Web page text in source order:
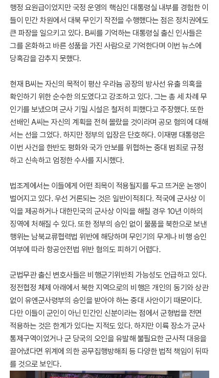
행정 요원급이었지만 국정 운영의 핵심인 대통령실 내부를 경험한 이
들이 민간 차원에서 대북 무인기 작전을 수행했다는 점은 정치권에도
큰 파장을 일으키고 있다. B씨를 기억하는 대통령실 출신 인사들은
그를 온화하고 바른 성품을 가진 사람으로 기억한다며 이번 뉴스에
당혹감을 감추지 못했다.
현재 B씨는 자신의 목적이 평산 우라늄 공장의 방사선 유출 의혹을
확인하기 위한 순수한 의도였다고 강조하고 있다. 그는 총 세 차례 무
인기를 보냈으며 군사 기밀 시설은 철저히 피했다고 주장했다. 또한
선배인 A씨는 자신의 계획을 전혀 몰랐을 것이라며 공모 혐의에 대해
서는 선을 그었다. 하지만 정부의 입장은 단호하다. 이재명 대통령은
이번 사건을 한반도 평화와 국가 안보를 위협하는 중대 범죄로 규정
하고 신속하고 엄정한 수사를 지시했다.
법조계에서는 이들에게 어떤 죄목이 적용될지를 두고 뜨거운 논쟁이
벌어지고 있다. 우선 거론되는 것은 일반이적죄다. 적국에 군사상 이
익을 제공하거나 대한민국의 군사상 이익을 해칠 경우 10년 이하의
징역에 처해질 수 있다. 또한 정부의 승인 없이 물품을 북한으로 보낸
행위는 남북교류협력법 위반에 해당하며 무인기의 무게나 비행 승인
여부에 따라 항공안전법 위반 혐의도 피하기 어렵다.
군법무관 출신 변호사들은 비행군기위반죄 가능성도 언급하고 있다.
정전협정 체제 아래에서 북한 지역으로의 비행은 개인의 동기와 상관
없이 유엔군사령부의 승인을 받아야 하는 중대 사안이기 때문이다.
다만 이들이 군인이 아닌 민간인 신분이라는 점에서 군형법을 전면
적용하는 것은 한계가 있다는 지적도 있다. 하지만 이륙 장소가 군사
통제구역이었거나 군 당국의 오인을 유발해 불필요한 군사적 대응을
끌어냈다면 위계에 의한 공무집행방해죄 등 다양한 법적 책임이 뒤따
를 것으로 보인다.